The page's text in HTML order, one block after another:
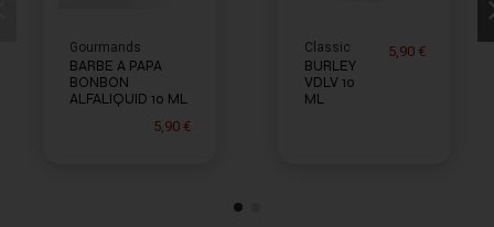
Gourmands
BARBE A PAPA
BONBON
ALFALIQUID 10 ML
5,90 €
Classic
BURLEY
VDLV 10
ML
5,90 €